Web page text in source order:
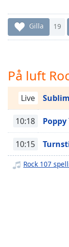
Remaining
Time-
Playback
Rate
Chapters
Chapters
Descriptions
off,
Gilla 19
På luft
Live
10:18 Poppy
10:15
Rock 107